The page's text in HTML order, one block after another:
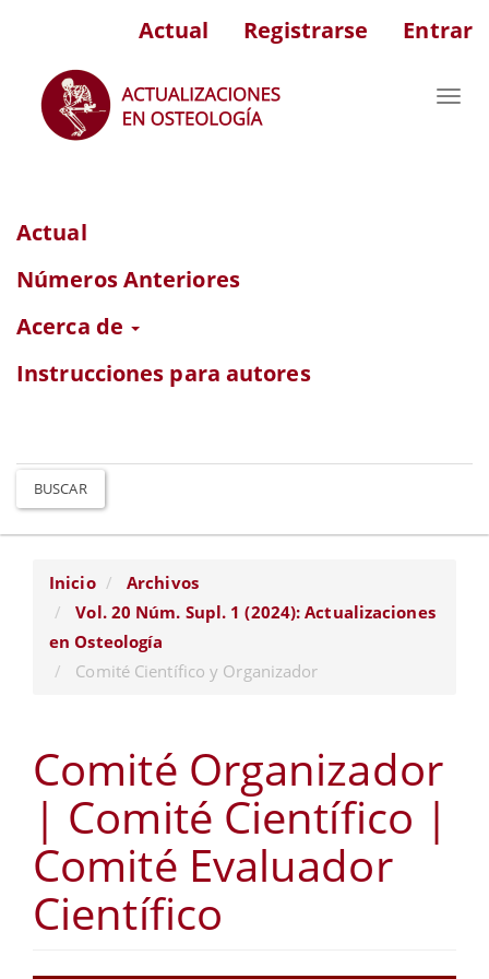
Contenido
principal
Barra
Actual Registrarse Entrar
Actual
Números Anteriores
Acerca de
Instrucciones para autores
BUSCAR
Inicio
Archivos
Vol. 20 Núm. Supl. 1 (2024): Actualizaciones
en Osteología
Comité Científico y Organizador
Comité Organizador
| Comité Científico |
Comité Evaluador
Científico